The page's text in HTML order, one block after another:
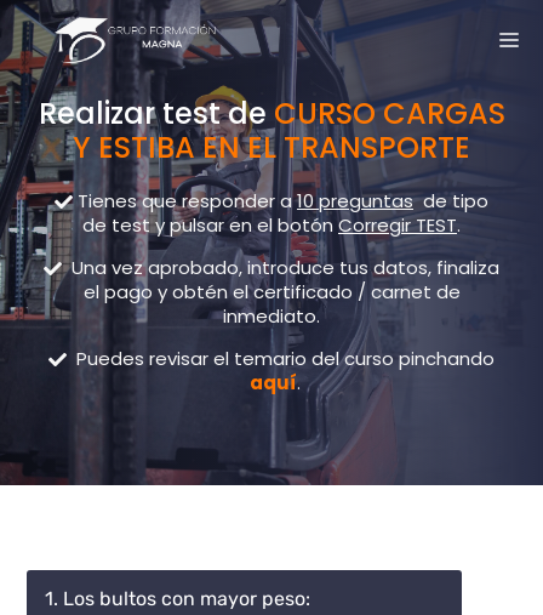
Realizar test de CURSO CARGAS
Y ESTIBA EN EL TRANSPORTE
Tienes que responder a10 preguntasde tipo
de test y pulsar en el botónCorregir TEST.
Una vez aprobado, introduce tus datos, finaliza
el pago y obtén el certificado / carnet de
inmediato.
Puedes revisar el temario del curso pinchando
aquí.
1. Los bultos con mayor peso: